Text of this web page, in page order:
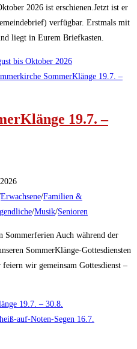
2026 ist erschienen.Jetzt ist er
verfügbar. Erstmals mit
liegt in Eurem Briefkasten.
bis Oktober 2026
19.7. –
Erwachsene/Familien &
/Musik/Senioren
Sommerferien Auch während der
SommerKlänge-Gottesdiensten
wir gemeinsam Gottesdienst –
19.7. – 30.8.